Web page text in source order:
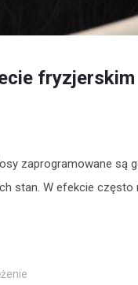
fryzjerskim
zaprogramowane są
stan. W efekcie często